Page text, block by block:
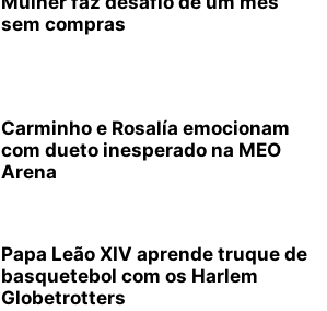
sem compras
Carminho e Rosalía emocionam
com dueto inesperado na MEO
Arena
Papa Leão XIV aprende truque de
basquetebol com os Harlem
Globetrotters